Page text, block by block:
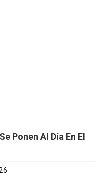
Ponen Al Día En El